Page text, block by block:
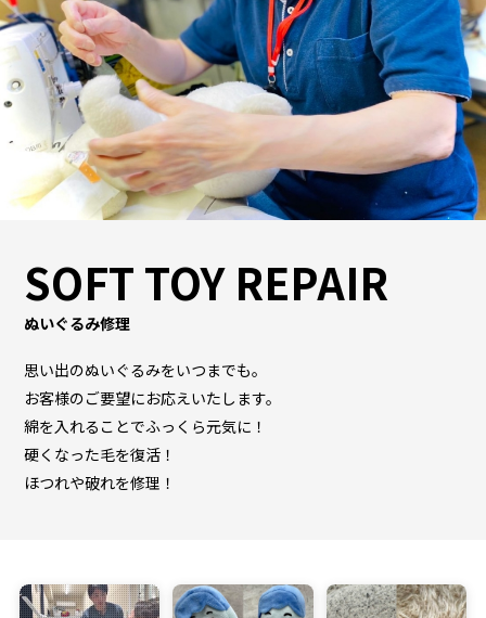
SOFT TOY REPAIR
ぬいぐるみ修理
思い出のぬいぐるみをいつまでも。
お客様のご要望にお応えいたします。
綿を入れることでふっくら元気に！
硬くなった毛を復活！
ほつれや破れを修理！